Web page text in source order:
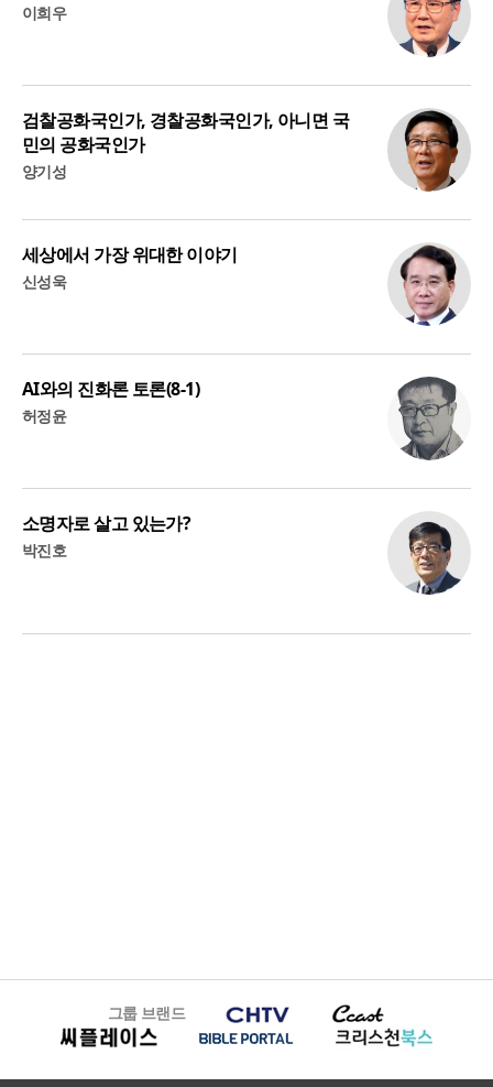
이희우
검찰공화국인가, 경찰공화국인가, 아니면 국
민의 공화국인가
양기성
세상에서 가장 위대한 이야기
신성욱
AI와의 진화론 토론(8-1)
허정윤
소명자로 살고 있는가?
박진호
그룹 브랜드